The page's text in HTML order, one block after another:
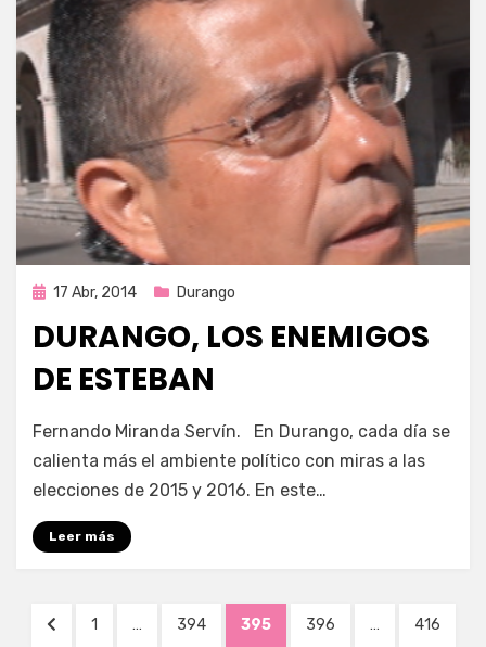
Publicada
17 Abr, 2014 Durango
DURANGO, LOS ENEMIGOS
DE ESTEBAN
Enrique
Fernando Miranda Servín. En Durango, cada día se
calienta más el ambiente político con miras a las
elecciones de 2015 y 2016. En este…
Leer más
Navegación
PÁGINAPÁGINA
1 … PÁGINA
394 PÁGINA
395 PÁGINA
396 … PÁGINA
416